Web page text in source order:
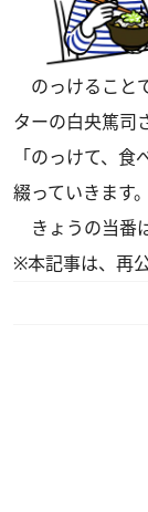
のっけること
ターの白央篤司
「のっけて、
綴っていきます。
きょうの当番
※本記事は、再